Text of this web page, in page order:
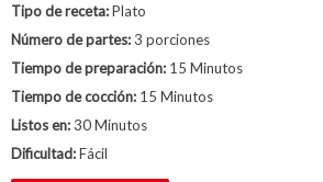
Tipo de receta:Plato
Número de partes:3 porciones
Tiempo de preparación: 15 Minutos
Tiempo de cocción: 15 Minutos
Listos en:30 Minutos
Dificultad:Fácil